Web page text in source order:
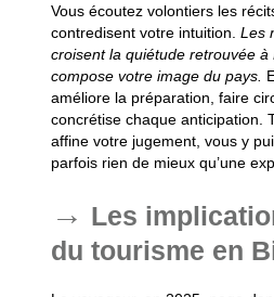
Vous écoutez volontiers les
contredisent votre intuition. Les
croisent la quiétude retrouvée
compose votre image du pays.
améliore la préparation, faire
concrétise chaque anticipation.
affine votre jugement, vous y
parfois rien de mieux qu’une
Les
du tourisme en